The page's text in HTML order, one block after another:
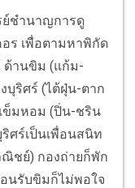
ย์ชำนาญการดู
ร เพื่อตามหาพิกัด
ด้านขิม (แก้ม-
บุริศร์ (ไต้ฝุ่น-ตาก
เข็มหอม (ปิ่น-ชริน
ริศร์เป็นเพื่อนสนิท
ชย์) กองถ่ายก็พัก
นรับขิมก็ไม่พอใจ